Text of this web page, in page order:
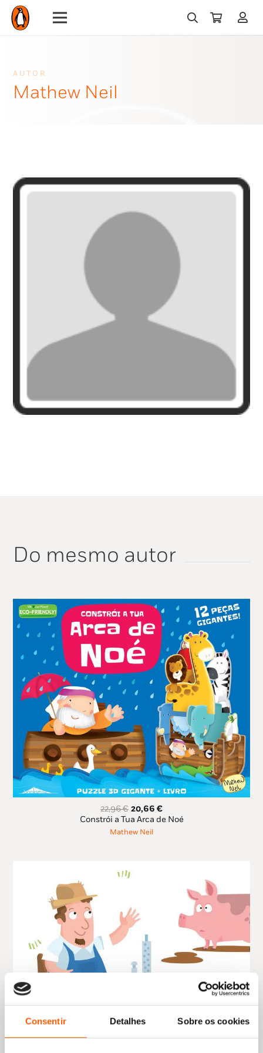
Consentir Detalhes Sobre os cookies
AUTOR
Mathew Neil
Do mesmo autor
22,96€ O
preço
original
20,66 €O
preço
Constrói a Tua Arca de Noé
Mathew Neil